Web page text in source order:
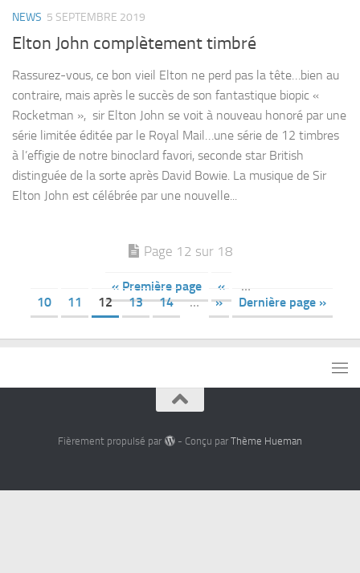
NEWS 5 SEPTEMBRE 2019
Elton John complètement timbré
Rassurez-vous, ce bon vieil Elton ne perd pas la tête…bien au
contraire, mais après le succès de son fantastique biopic «
Rocketman », sir Elton John se voit à nouveau honoré par une
série limitée éditée par le Royal Mail…une série de 12 timbres
à l’effigie de notre binoclard favori, seconde star British
distinguée de la sorte après David Bowie. La musique de Sir
Elton John est célébrée par une nouvelle...
Page 12 sur 18
« Première page «
…
10
11 12 13 14 … » Dernière page »
Fièrement propulsé par - Conçu par Thème Hueman